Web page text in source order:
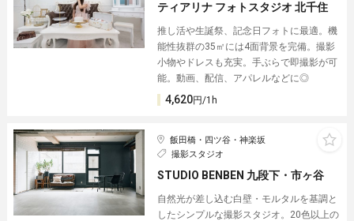
ティアリナ フォトスタジオ 北千住
推し活や生誕祭、記念日フォトに最適。機
能性抜群の35㎡には4面背景を完備。撮影
小物やドレスも充実。手ぶらで即撮影が可
能。動画、配信、アパレルなどに◎
4,620円/1h
飯田橋・四ツ谷・神楽坂
撮影スタジオ
STUDIO BENBEN 九段下・市ヶ谷
自然光が差し込む白壁・モルタルを基調と
したシンプルな撮影スタジオ。20色以上の